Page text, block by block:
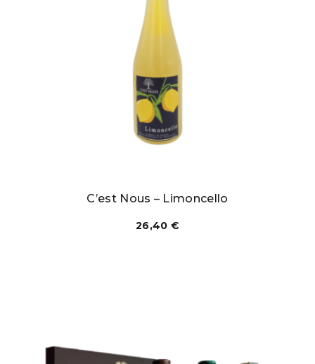
C’est Nous – Limoncello
26,40 €